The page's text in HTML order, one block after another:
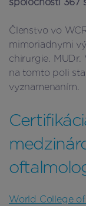
Členstvo vo
mimoriadnymi
chirurgie. MUDr.
na tomto poli
vyznamenaním.
World College